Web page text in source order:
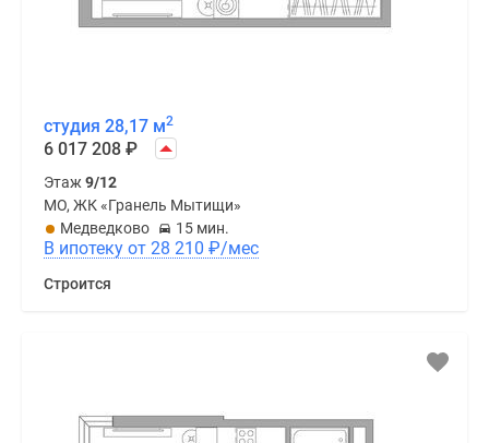
студия 28,17 м2
6 017 208 ₽
Этаж 9/12
МО, ЖК «Гранель Мытищи»
Медведково
15 мин.
В ипотеку от 28 210 ₽/мес
Строится